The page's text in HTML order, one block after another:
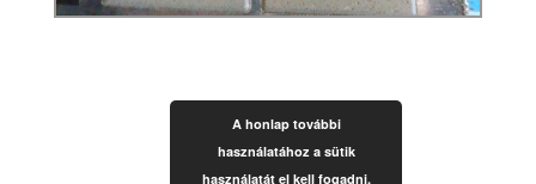
A honlap további
használatához a sütik
használatát el kell fogadni.